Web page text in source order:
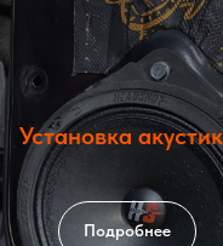
Установка
Подробнее